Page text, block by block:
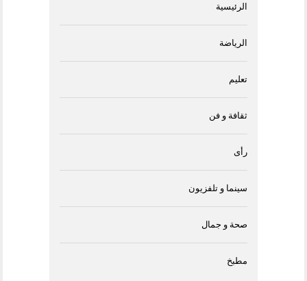
الرئيسية
الرياضة
تعليم
ثقافة و فن
رأى
سينما و تلفزيون
صحة و جمال
مطبخ